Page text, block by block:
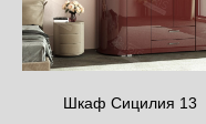
Шкаф Сицилия 13